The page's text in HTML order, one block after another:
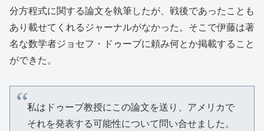
分方程式に関する論文を執筆したが、戦後であったことも
あり載せてくれるジャーナルがなかった。そこで伊藤は著
名な数学者ジョセフ・ドゥーブに頼み何とか掲載すること
ができた。
私はドゥーブ教授にこの論文を送り、アメリカで
それを発表する可能性について問い合せました。